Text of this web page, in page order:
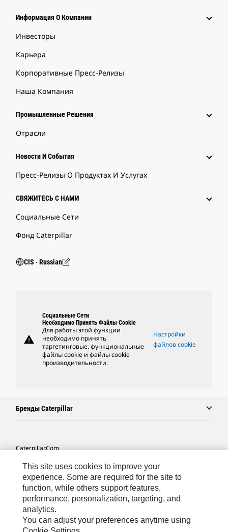
Информация О Компании
Инвесторы
Карьера
Корпоративные Пресс-Релизы
Наша Компания
Промышленные Решения
Отрасли
Новости И События
Пресс-Релизы О Продуктах И Услугах
СВЯЖИТЕСЬ С НАМИ
Социальные Сети
Фонд Caterpillar
CIS ‧ Russian
warning
Социальные Сети
Необходимо Принять Файлы Cookie
Для работы этой функции
необходимо принять
таргетинговые, функциональные
файлы cookie и файлы cookie
производительности.
Настройки
файлов cookie
Бренды Caterpillar
Caterpillar.com
Связаться С Caterpillar
Карта Сайта
Cookie Settings
Юридическая Информация
This site uses cookies to improve your
experience. Some are required for the site to
function, while others support features,
performance, personalization, targeting, and
analytics.
You can adjust your preferences anytime using